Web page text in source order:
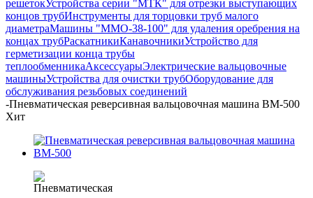
решетокУстройства серии "МТК" для отрезки выступающих
концов трубИнструменты для торцовки труб малого
диаметраМашины "ММО-38-100" для удаления оребрения на
концах трубРаскатникиКанавочникиУстройство для
герметизации конца трубы
теплообменникаАксессуарыЭлектрические вальцовочные
машиныУстройства для очистки трубОборудование для
обслуживания резьбовых соединений
-Пневматическая реверсивная вальцовочная машина ВМ-500
Хит